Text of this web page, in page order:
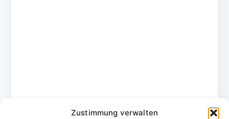
Zustimmung verwalten